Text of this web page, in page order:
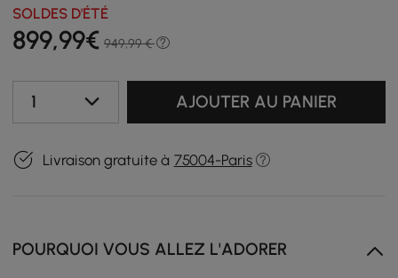
SOLDES D'ÉTÉ
899,99€ 949,99 €
1 AJOUTER AU PANIER
Livraison gratuite à 75004-Paris
POURQUOI VOUS ALLEZ L'ADORER